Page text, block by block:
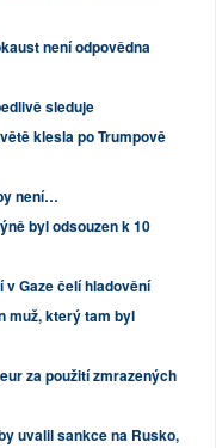
není odpovědna
sleduje
klesla po Trumpově
není…
byl odsouzen k 10
v Gaze čelí hladovění
muž, který tam byl
za použití zmrazených
uvalil sankce na Rusko,